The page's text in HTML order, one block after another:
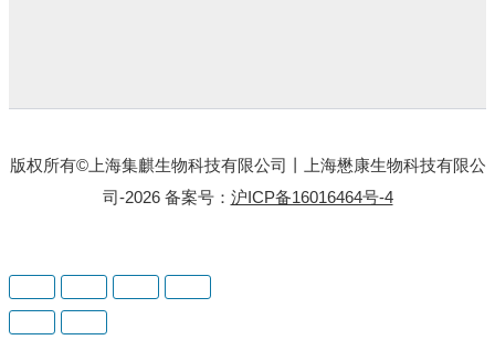
版权所有©上海集麒生物科技有限公司丨上海懋康生物科技有限公
司-2026 备案号： 沪ICP备16016464号-4